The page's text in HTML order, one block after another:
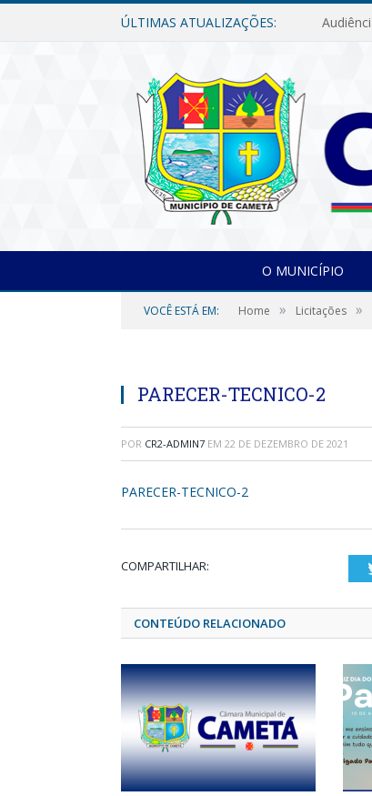
ÚLTIMAS ATUALIZAÇÕES:
O MUNICÍPIO
VOCÊ ESTÁ EM: Home » Licitações »
PARECER-TECNICO-2
POR CR2-ADMIN7 EM 22 DE DEZEMBRO DE 2021
PARECER-TECNICO-2
COMPARTILHAR:
CONTEÚDO RELACIONADO